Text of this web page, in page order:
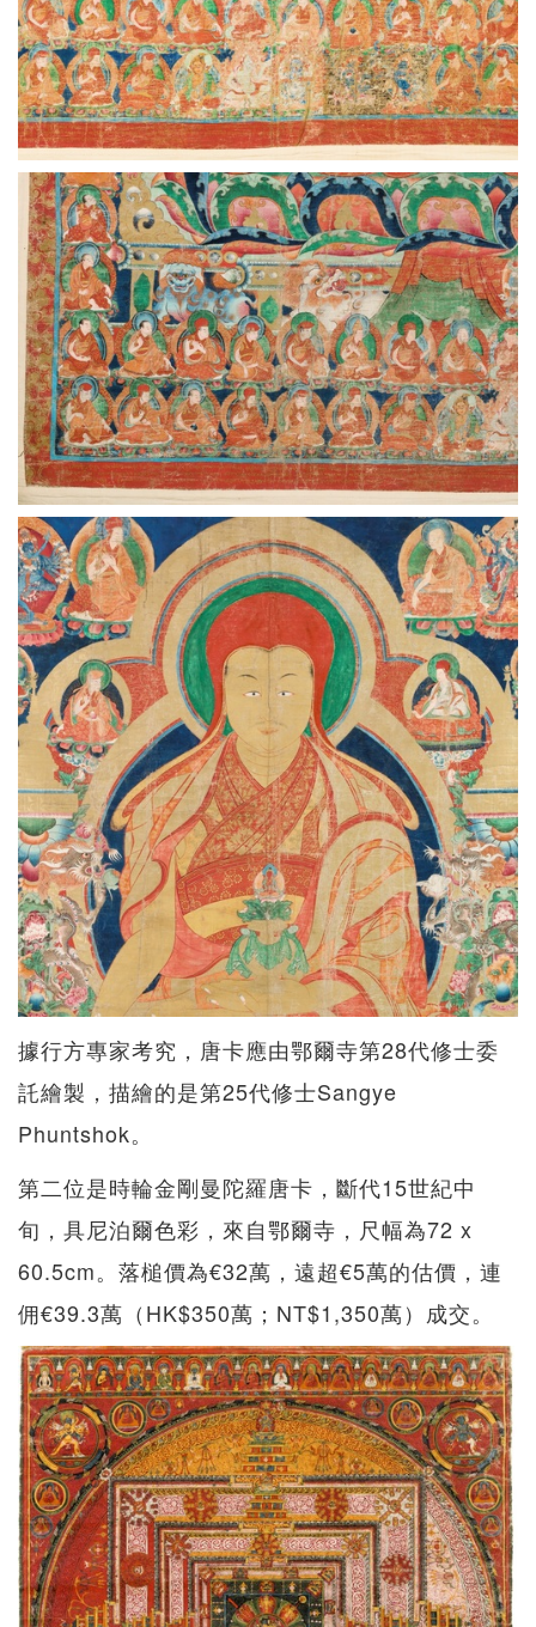
據行方專家考究，唐卡應由鄂爾寺第28代修士委
託繪製，描繪的是第25代修士Sangye
Phuntshok。
第二位是時輪金剛曼陀羅唐卡，斷代15世紀中
旬，具尼泊爾色彩，來自鄂爾寺，尺幅為72 x
60.5cm。落槌價為€32萬，遠超€5萬的估價，連
佣€39.3萬（HK$350萬；NT$1,350萬）成交。